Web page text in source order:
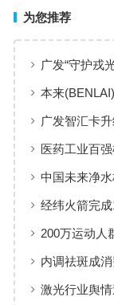
为您推荐
广发“守护戎
本来
品牌体验
广发智汇卡
线
医药工业百
增长”样本
中国未来净
经纬火箭完
200万运动人
与适配逻辑
内调祛斑成
者认可
激光行业舆